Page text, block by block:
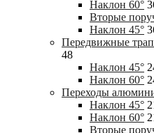
Наклон 60°
Вторые
Наклон 45°
Передвижные
48
Наклон 45°
Наклон 60°
Переходы
Наклон 45°
Наклон 60°
Вторые